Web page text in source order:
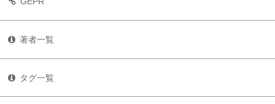
著者一覧
タグ一覧